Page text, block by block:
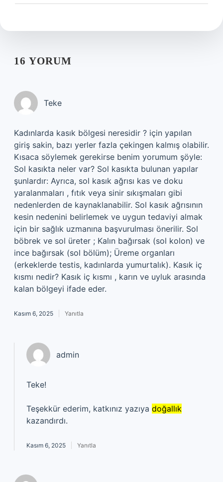
16 YORUM
Teke
Kadınlarda kasık bölgesi neresidir ? için yapılan
giriş sakin, bazı yerler fazla çekingen kalmış olabilir.
Kısaca söylemek gerekirse benim yorumum şöyle:
Sol kasıkta neler var? Sol kasıkta bulunan yapılar
şunlardır: Ayrıca, sol kasık ağrısı kas ve doku
yaralanmaları , fıtık veya sinir sıkışmaları gibi
nedenlerden de kaynaklanabilir. Sol kasık ağrısının
kesin nedenini belirlemek ve uygun tedaviyi almak
için bir sağlık uzmanına başvurulması önerilir. Sol
böbrek ve sol üreter ; Kalın bağırsak (sol kolon) ve
ince bağırsak (sol bölüm); Üreme organları
(erkeklerde testis, kadınlarda yumurtalık). Kasık iç
kısmı nedir? Kasık iç kısmı , karın ve uyluk arasında
kalan bölgeyi ifade eder.
Kasım 6, 2025 Yanıtla
admin
Teke!
Teşekkür ederim, katkınız yazıya doğallık
kazandırdı.
Kasım 6, 2025 Yanıtla